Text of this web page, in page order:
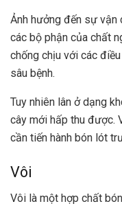
Ảnh hưởng đến sự vận
các bộ phận của chất
chống chịu với các
sâu bệnh.
Tuy nhiên lân ở dạng
cây mới hấp thu được.
cần tiến hành bón lót
Vôi
Vôi là một hợp chất